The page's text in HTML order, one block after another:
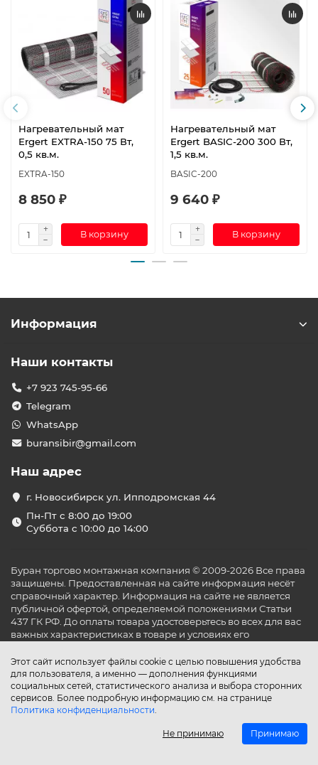
Нагревательный мат
Ergert EXTRA-150 75 Вт,
0,5 кв.м.
EXTRA-150
8 850 ₽
В корзину
Нагревательный мат
Ergert BASIC-200 300 Вт,
1,5 кв.м.
BASIC-200
9 640 ₽
В корзину
Этот сайт использует файлы cookie с целью повышения удобства
для пользователя, а именно — дополнения функциями
социальных сетей, статистического анализа и выбора сторонних
сервисов. Более подробную информацию см. на странице
Политика конфиденциальности.
Не принимаю Принимаю
Информация
Наши контакты
+7 923 745-95-66
Telegram
WhatsApp
buransibir@gmail.com
Наш адрес
г. Новосибирск ул. Ипподромская 44
Пн-Пт с 8:00 до 19:00
Суббота с 10:00 до 14:00
Буран торгово монтажная компания © 2009-2026 Все права
защищены. Предоставленная на сайте информация несёт
справочный характер. Информация на сайте не является
публичной офертой, определяемой положениями Статьи
437 ГК РФ. До оплаты товара удостоверьтесь во всех для вас
важных характеристиках в товаре и условиях его